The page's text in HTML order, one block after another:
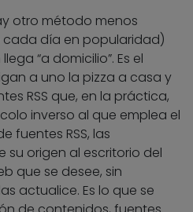
otro método menos
día en popularidad)
“a domicilio”. Es el
a uno la pizza a casa y
RSS que, en la práctica,
inverso al que emplea el
fuentes RSS, las
su origen al escritorio del
que se desee, sin
actualice. Es lo que se